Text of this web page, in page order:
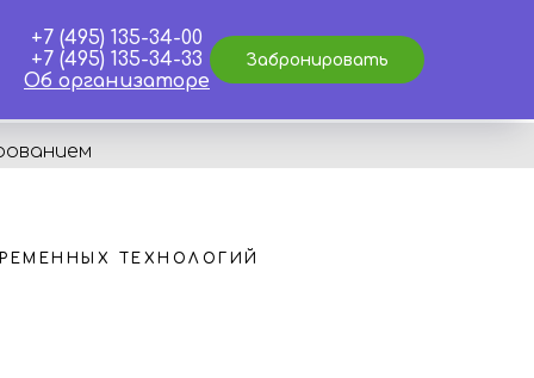
+7 (495) 135-34-00
+7 (495) 135-34-33
Об организаторе
Забронировать
ТЕХНОЛОГИЙ